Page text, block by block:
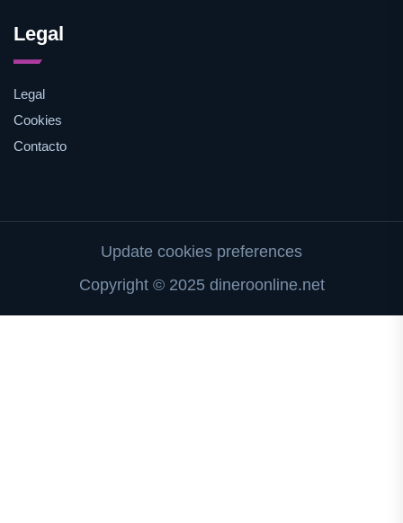
Legal
Legal
Cookies
Contacto
Update cookies preferences
Copyright © 2025 dineroonline.net